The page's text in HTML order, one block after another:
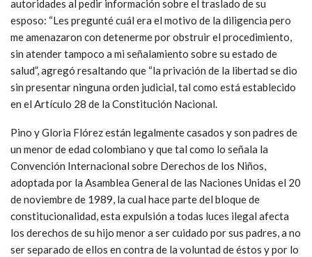
autoridades al pedir información sobre el traslado de su
esposo: “Les pregunté cuál era el motivo de la diligencia pero
me amenazaron con detenerme por obstruir el procedimiento,
sin atender tampoco a mi señalamiento sobre su estado de
salud”, agregó resaltando que “la privación de la libertad se dio
sin presentar ninguna orden judicial, tal como está establecido
en el Artículo 28 de la Constitución Nacional.
Pino y Gloria Flórez están legalmente casados y son padres de
un menor de edad colombiano y que tal como lo señala la
Convención Internacional sobre Derechos de los Niños,
adoptada por la Asamblea General de las Naciones Unidas el 20
de noviembre de 1989, la cual hace parte del bloque de
constitucionalidad, esta expulsión a todas luces ilegal afecta
los derechos de su hijo menor a ser cuidado por sus padres, a no
ser separado de ellos en contra de la voluntad de éstos y por lo